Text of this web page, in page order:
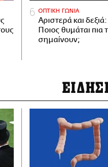
ΟΠΤΙΚΗ ΓΩΝΙΑ
Αριστερά και δεξιά:
Ποιος θυμάται πια
σημαίνουν;